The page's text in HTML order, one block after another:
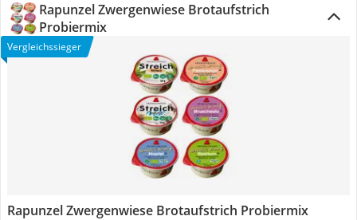
Rapunzel Zwergenwiese Brotaufstrich
Probiermix
Vergleichssieger
Rapunzel Zwergenwiese Brotaufstrich Probiermix